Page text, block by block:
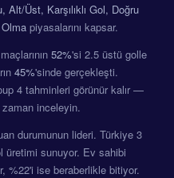
Alt/Üst, Karşılıklı Gol, Doğru
piyasalarını kapsar.
52%'si 2.5 üstü golle
45%'sinde gerçekleşti.
4 tahminleri görünür kalır —
zaman inceleyin.
durumunun lideri. Türkiye 3
üretimi sunuyor. Ev sahibi
%22'i ise beraberlikle bitiyor.